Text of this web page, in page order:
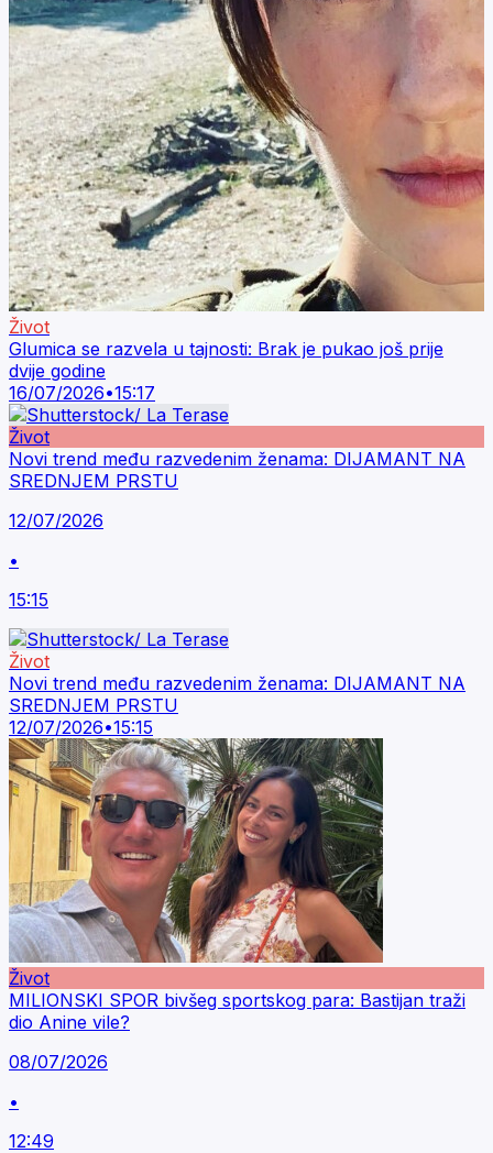
Život
Glumica se razvela u tajnosti: Brak je pukao još prije
dvije godine
16/07/2026•15:17
Život
Novi trend među razvedenim ženama: DIJAMANT NA
SREDNJEM PRSTU
12/07/2026
•
15:15
Život
Novi trend među razvedenim ženama: DIJAMANT NA
SREDNJEM PRSTU
12/07/2026•15:15
Život
MILIONSKI SPOR bivšeg sportskog para: Bastijan traži
dio Anine vile?
08/07/2026
•
12:49